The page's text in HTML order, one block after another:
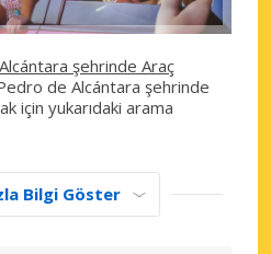
şehrinde Araç
de Alcántara şehrinde
için yukarıdaki arama
Bilgi Göster